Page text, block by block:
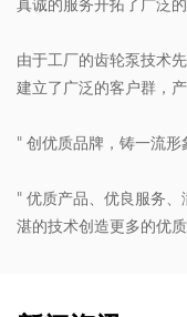
真诚的服务开拓了广泛的
由于工厂的齿轮泵技术
建立了广泛的客户群，
" 创优质品牌，铸一流形
" 优质产品、优良服务
湛的技术创造更多的优质